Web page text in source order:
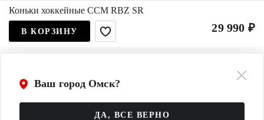
Ваш город Омск?
ДА, ВСЕ ВЕРНО
Коньки хоккейные CCM RBZ SR
29 990 ₽
В КОРЗИНУ